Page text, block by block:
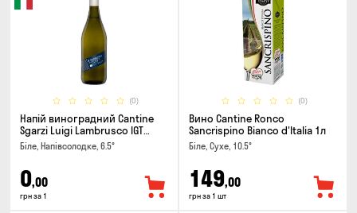
(0)
Напій виноградний Cantine
Sgarzi Luigi Lambrusco IGT
Emilia Bianca Frizziante 0.75л
Біле, Напівсолодке, 6.5°
0,00
грн за 1
(0)
Вино Cantine Ronco
Sancrispino Bianco d'Italia 1л
Біле, Сухе, 10.5°
149,00
грн за 1 шт